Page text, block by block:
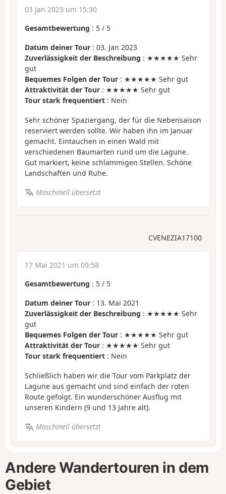
03 Jan 2023 um 15:30
Gesamtbewertung : 5 / 5
Datum deiner Tour : 03. Jan 2023
Zuverlässigkeit der Beschreibung : ★★★★★ Sehr
gut
Bequemes Folgen der Tour : ★★★★★ Sehr gut
Attraktivität der Tour : ★★★★★ Sehr gut
Tour stark frequentiert : Nein
Sehr schöner Spaziergang, der für die Nebensaison
reserviert werden sollte. Wir haben ihn im Januar
gemacht. Eintauchen in einen Wald mit
verschiedenen Baumarten rund um die Lagune.
Gut markiert, keine schlammigen Stellen. Schöne
Landschaften und Ruhe.
Maschinell übersetzt
CVENEZIA17100
17 Mai 2021 um 09:58
Gesamtbewertung : 5 / 5
Datum deiner Tour : 13. Mai 2021
Zuverlässigkeit der Beschreibung : ★★★★★ Sehr
gut
Bequemes Folgen der Tour : ★★★★★ Sehr gut
Attraktivität der Tour : ★★★★★ Sehr gut
Tour stark frequentiert : Nein
Schließlich haben wir die Tour vom Parkplatz der
Lagune aus gemacht und sind einfach der roten
Route gefolgt. Ein wunderschöner Ausflug mit
unseren Kindern (9 und 13 Jahre alt).
Maschinell übersetzt
Andere Wandertouren in dem
Gebiet